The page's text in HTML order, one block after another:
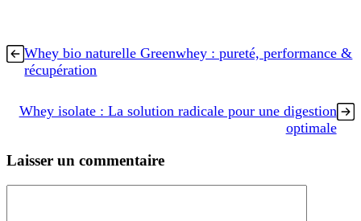
Whey bio naturelle Greenwhey : pureté, performance &
récupération
Whey isolate : La solution radicale pour une digestion
optimale
Laisser un commentaire